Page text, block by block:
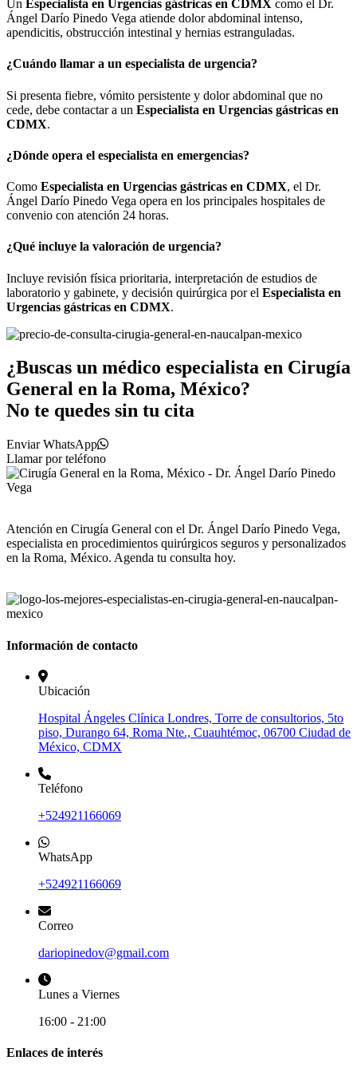
Un Especialista en Urgencias gástricas en CDMX como el Dr.
Ángel Darío Pinedo Vega atiende dolor abdominal intenso,
apendicitis, obstrucción intestinal y hernias estranguladas.
¿Cuándo llamar a un especialista de urgencia?
Si presenta fiebre, vómito persistente y dolor abdominal que no
cede, debe contactar a un Especialista en Urgencias gástricas en
CDMX.
¿Dónde opera el especialista en emergencias?
Como Especialista en Urgencias gástricas en CDMX, el Dr.
Ángel Darío Pinedo Vega opera en los principales hospitales de
convenio con atención 24 horas.
¿Qué incluye la valoración de urgencia?
Incluye revisión física prioritaria, interpretación de estudios de
laboratorio y gabinete, y decisión quirúrgica por el Especialista en
Urgencias gástricas en CDMX.
¿Buscas un médico especialista en Cirugía
General en la Roma, México?
No te quedes sin tu cita
Enviar WhatsApp
Llamar por teléfono
Atención en Cirugía General con el Dr. Ángel Darío Pinedo Vega,
especialista en procedimientos quirúrgicos seguros y personalizados
en la Roma, México. Agenda tu consulta hoy.
Información de contacto
Ubicación
Hospital Ángeles Clínica Londres, Torre de consultorios, 5to
piso, Durango 64, Roma Nte., Cuauhtémoc, 06700 Ciudad de
México, CDMX
Teléfono
+524921166069
WhatsApp
+524921166069
Correo
dariopinedov@gmail.com
Lunes a Viernes
16:00 - 21:00
Enlaces de interés